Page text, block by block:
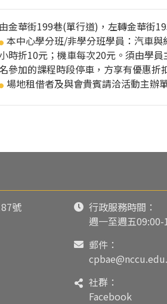
由金華街199巷(單行道)，左轉金華街
本中心學分班/非學分班學員：汽車
小時折10元；機車每次20元。須由學
名參加的課程時段停車，方享有優惠折
場地租借者及與會貴賓請洽活動主辦
號
行政服務時間：
週一至週五09:00-
郵件：
社群：
Facebook